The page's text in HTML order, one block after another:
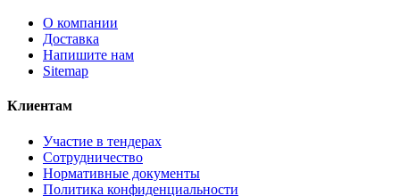
О компании
Доставка
Напишите нам
Sitemap
Клиентам
Участие в тендерах
Сотрудничество
Нормативные документы
Политика конфиденциальности